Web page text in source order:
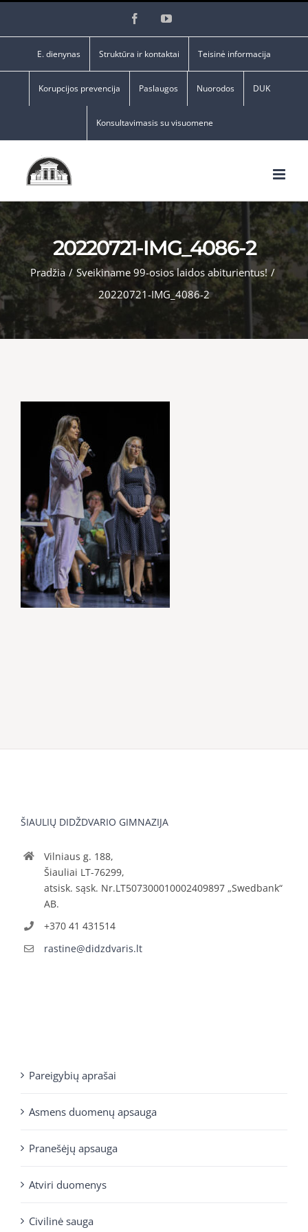
FacebookYouTube
E. dienynas Struktūra ir kontaktai Teisinė informacija
Korupcijos prevencija Paslaugos Nuorodos DUK
Konsultavimasis su visuomene
20220721-IMG_4086-2
Pradžia / Sveikiname 99-osios laidos abiturientus! /
20220721-IMG_4086-2
ŠIAULIŲ DIDŽDVARIO GIMNAZIJA
Vilniaus g. 188,
Šiauliai LT-76299,
atsisk. sąsk. Nr.LT507300010002409897 „Swedbank“
AB.
+370 41 431514
rastine@didzdvaris.lt
Pareigybių aprašai
Asmens duomenų apsauga
Pranešėjų apsauga
Atviri duomenys
Civilinė sauga